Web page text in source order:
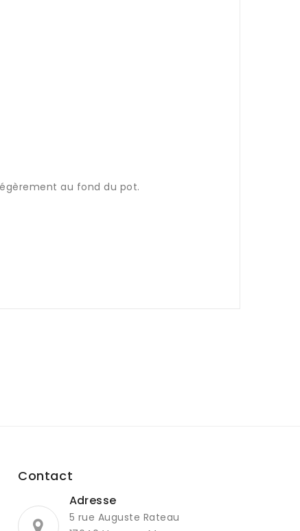
au fond du pot.
Contact
Adresse
5 rue Auguste Rateau